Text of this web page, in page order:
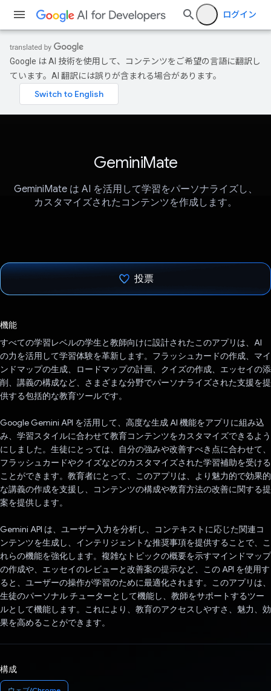
ログイン
Google は AI 技術を使用して、コンテンツをご希望の言語に翻訳し
ています。AI 翻訳には誤りが含まれる場合があります。
GeminiMate
GeminiMate は AI を活用して学習をパーソナライズし、
カスタマイズされたコンテンツを作成します。
投票
機能
すべての学習レベルの学生と教師向けに設計されたこのアプリは、AI
の力を活用して学習体験を革新します。フラッシュカードの作成、マイ
ンドマップの生成、ロードマップの計画、クイズの作成、エッセイの添
削、講義の構成など、さまざまな分野でパーソナライズされた支援を提
供する包括的な教育ツールです。
Google Gemini API を活用して、高度な生成 AI 機能をアプリに組み込
み、学習スタイルに合わせて教育コンテンツをカスタマイズできるよう
にしました。生徒にとっては、自分の強みや改善すべき点に合わせて、
フラッシュカードやクイズなどのカスタマイズされた学習補助を受ける
ことができます。教育者にとって、このアプリは、より魅力的で効果的
な講義の作成を支援し、コンテンツの構成や教育方法の改善に関する提
案を提供します。
Gemini API は、ユーザー入力を分析し、コンテキストに応じた関連コ
ンテンツを生成し、インテリジェントな推奨事項を提供することで、こ
れらの機能を強化します。複雑なトピックの概要を示すマインドマップ
の作成や、エッセイのレビューと改善案の提示など、この API を使用す
ると、ユーザーの操作が学習のために最適化されます。このアプリは、
生徒のパーソナル チューターとして機能し、教師をサポートするツー
ルとして機能します。これにより、教育のアクセスしやすさ、魅力、効
果を高めることができます。
構成